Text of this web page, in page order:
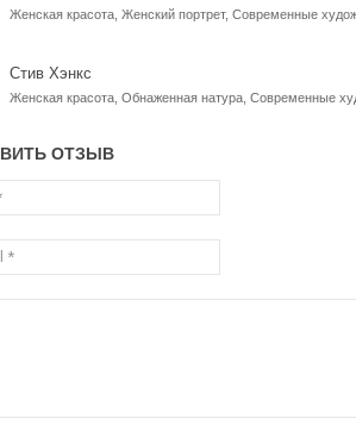
Стив Хэнкс
Женская красота, Обнаженная натура, Современные
ОТЗЫВ